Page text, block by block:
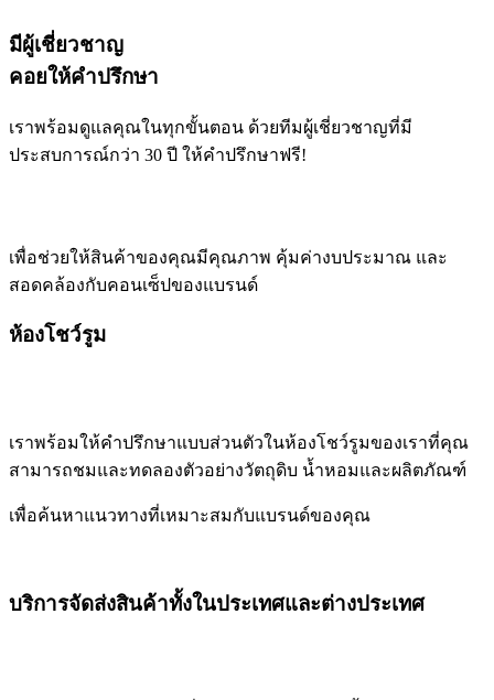
มีผู้เชี่ยวชาญ
คอยให้คำปรึกษา
เราพร้อมดูแลคุณในทุกขั้นตอน ด้วยทีมผู้เชี่ยวชาญที่มี
ประสบการณ์กว่า 30 ปี ให้คำปรึกษาฟรี!
เพื่อช่วยให้สินค้าของคุณมีคุณภาพ คุ้มค่างบประมาณ และ
สอดคล้องกับคอนเซ็ปของแบรนด์
ห้องโชว์รูม
เราพร้อมให้คำปรึกษาแบบส่วนตัวในห้องโชว์รูมของเราที่คุณ
สามารถชมและทดลองตัวอย่างวัตถุดิบ น้ำหอมและผลิตภัณฑ์
เพื่อค้นหาแนวทางที่เหมาะสมกับแบรนด์ของคุณ
บริการจัดส่งสินค้าทั้งในประเทศและต่างประเทศ